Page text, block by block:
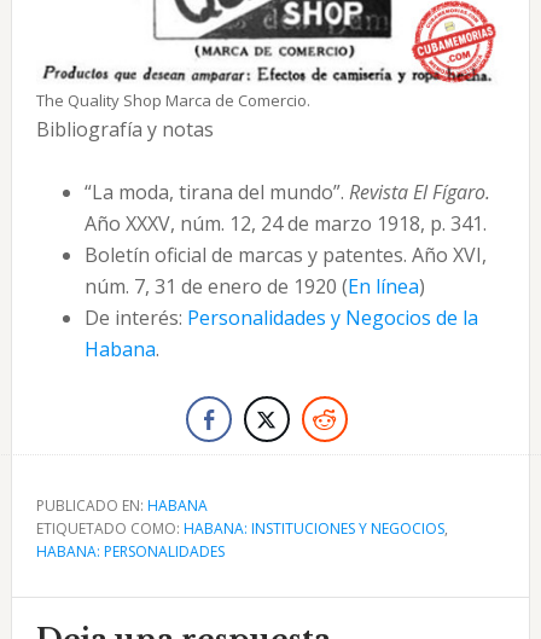
The Quality Shop Marca de Comercio.
Bibliografía y notas
“La moda, tirana del mundo”. Revista El Fígaro.
Año XXXV, núm. 12, 24 de marzo 1918, p. 341.
Boletín oficial de marcas y patentes. Año XVI,
núm. 7, 31 de enero de 1920 (En línea)
De interés: Personalidades y Negocios de la
Habana.
PUBLICADO EN: HABANA
ETIQUETADO COMO: HABANA: INSTITUCIONES Y NEGOCIOS,
HABANA: PERSONALIDADES
Interacciones